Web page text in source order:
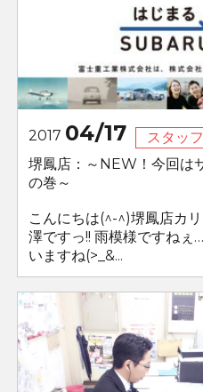
2017 04/17
スタッ
堺鳳店：～NEW！今回は
の巻～
こんにちは(^-^)堺鳳店カ
澤ですっ!! 雨模様ですねぇ
いますね(>_&...